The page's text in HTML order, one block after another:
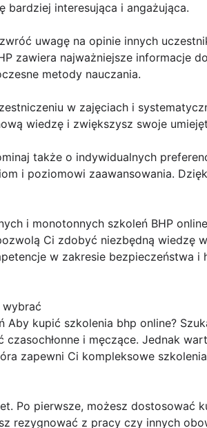
bardziej interesująca i angażująca.
uwagę na opinie innych
zawiera najważniejsze informacje
metody nauczania.
w zajęciach i
wiedzę i zwiększysz swoje
także o indywidualnych
i poziomowi zaawansowania.
i monotonnych szkoleń BHP
Ci zdobyć niezbędną wiedzę
w zakresie bezpieczeństwa i
Aby kupić szkolenia bhp online?
i męczące. Jednak
zapewni Ci kompleksowe
Po pierwsze, możesz dostosować
rezygnować z pracy czy innych